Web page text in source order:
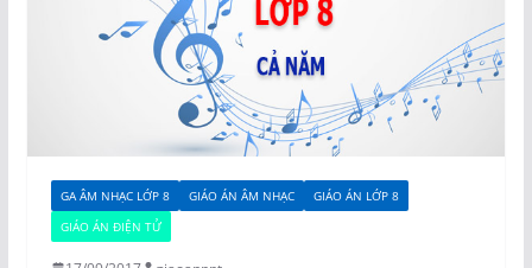
GA ÂM NHẠC LỚP 8 GIÁO ÁN ÂM NHẠC
GIÁO ÁN LỚP 8
GIÁO ÁN ĐIỆN TỬ